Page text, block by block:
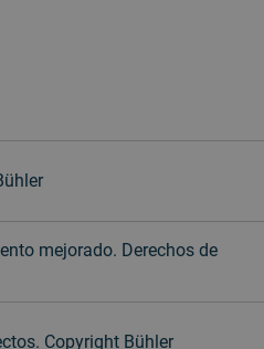
mejorado. Derechos de
Copyright Bühler